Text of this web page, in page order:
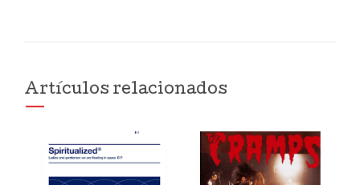
Artículos relacionados